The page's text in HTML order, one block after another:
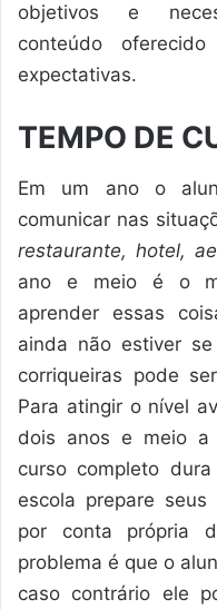
objetivos e
conteúdo
expectativas.
TEMPO DE
Em um ano o
comunicar nas
restaurante, hotel,
ano e meio é o
aprender essas
ainda não estiver
corriqueiras pode
Para atingir o nível
dois anos e meio a
curso completo
escola prepare
por conta própria
problema é que o
caso contrário ele